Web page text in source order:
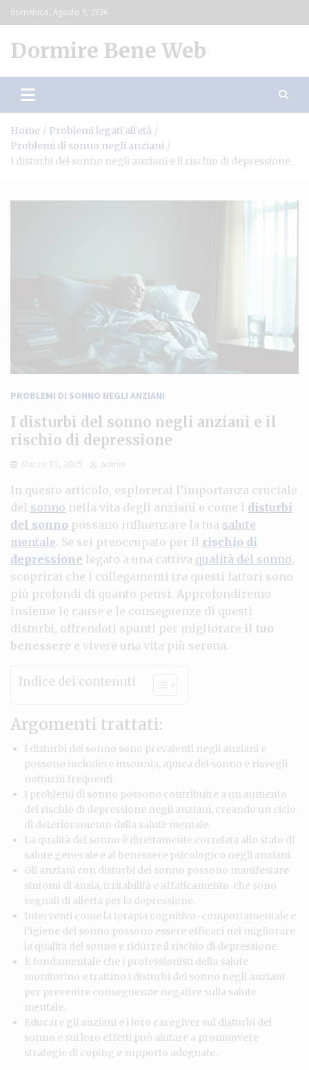
Skip
to
domenica, Agosto 9, 2026
Dormire Bene Web
Home
Problemi legati all'età
Problemi di sonno negli anziani
I disturbi del sonno negli anziani e il rischio di depressione
PROBLEMI DI SONNO NEGLI ANZIANI
I disturbi del sonno negli anziani e il
rischio di depressione
Marzo 11, 2025 admin
In questo articolo, esplorerai l’importanza cruciale
del sonno nella vita degli anziani e come i disturbi
del sonno possano influenzare la tua salute
mentale. Se sei preoccupato per il rischio di
depressione legato a una cattiva qualità del sonno,
scoprirai che i collegamenti tra questi fattori sono
più profondi di quanto pensi. Approfondiremo
insieme le cause e le conseguenze di questi
disturbi, offrendoti spunti per migliorare il tuo
benessere e vivere una vita più serena.
Indice dei contenuti
Argomenti trattati:
I disturbi del sonno sono prevalenti negli anziani e
possono includere insonnia, apnea del sonno e risvegli
notturni frequenti.
I problemi di sonno possono contribuire a un aumento
del rischio di depressione negli anziani, creando un ciclo
di deterioramento della salute mentale.
La qualità del sonno è direttamente correlata allo stato di
salute generale e al benessere psicologico negli anziani.
Gli anziani con disturbi del sonno possono manifestare
sintomi di ansia, irritabilità e affaticamento, che sono
segnali di allerta per la depressione.
Interventi come la terapia cognitivo-comportamentale e
l’igiene del sonno possono essere efficaci nel migliorare
la qualità del sonno e ridurre il rischio di depressione.
È fondamentale che i professionisti della salute
monitorino e trattino i disturbi del sonno negli anziani
per prevenire conseguenze negative sulla salute
mentale.
Educare gli anziani e i loro caregiver sui disturbi del
sonno e sui loro effetti può aiutare a promuovere
strategie di coping e supporto adeguate.